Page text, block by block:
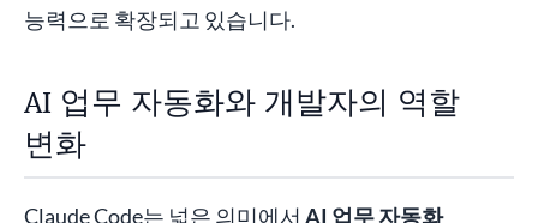
능력으로 확장되고 있습니다.
AI 업무 자동화와 개발자의 역할
변화
Claude Code는 넓은 의미에서 AI 업무 자동화